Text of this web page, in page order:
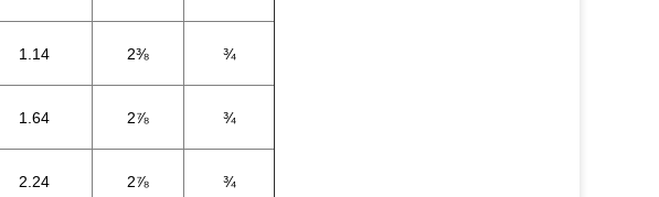
1.14 2⅜ ¾
1.64 2⅞ ¾
2.24 2⅞ ¾